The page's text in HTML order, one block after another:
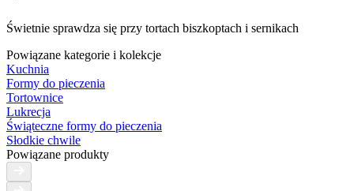
Świetnie sprawdza się przy tortach biszkoptach i sernikach
Powiązane kategorie i kolekcje
Kuchnia
Formy do pieczenia
Tortownice
Lukrecja
Świąteczne formy do pieczenia
Słodkie chwile
Powiązane produkty